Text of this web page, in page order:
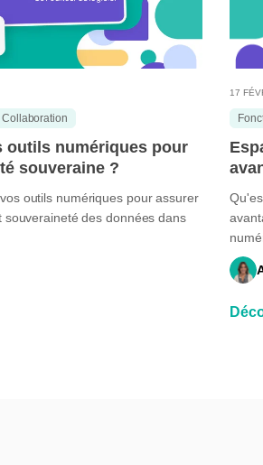
Collaboration
outils numériques pour
souveraine ?
outils numériques pour assurer
des données dans
17